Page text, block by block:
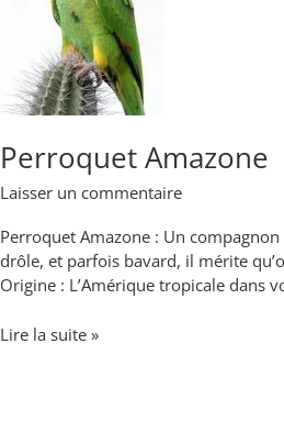
Perroquet Amazone
Laisser un commentaire
Perroquet Amazone : Un
drôle, et parfois bavard, il mérite
Origine : L’Amérique tropicale dans
Lire la suite »